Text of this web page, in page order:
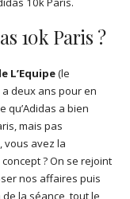
10k Paris ?
L’Equipe(le
deux ans pour en
qu’Adidas a bien
mais pas
vous avez la
? On se rejoint
nos affaires puis
la séance, tout le